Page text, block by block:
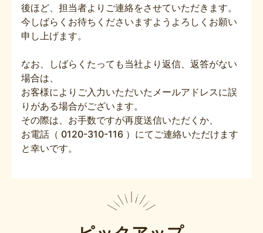
後ほど、担当者よりご連絡をさせていただきます。
今しばらくお待ちくださいますようよろしくお願い
申し上げます。
なお、しばらくたっても当社より返信、返答がない
場合は、
お客様によりご入力いただいたメールアドレスに誤
りがある場合がございます。
その際は、お手数ですが再度送信いただくか、
お電話（ 0120-310-116 ）にてご連絡いただけます
と幸いです。